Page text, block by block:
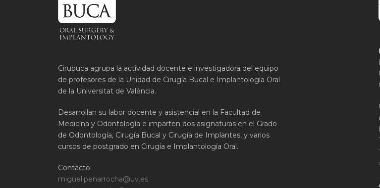
Cirubuca agrupa la actividad docente e investigadora del equipo
de profesores de la Unidad de Cirugía Bucal e Implantología Oral
de la Universitat de València.
Desarrollan su labor docente y asistencial en la Facultad de
Medicina y Odontología e imparten dos asignaturas en el Grado
de Odontología, Cirugía Bucal y Cirugía de Implantes, y varios
cursos de postgrado en Cirugía e Implantología Oral.
Contacto:
miguel.penarrocha@uv.es